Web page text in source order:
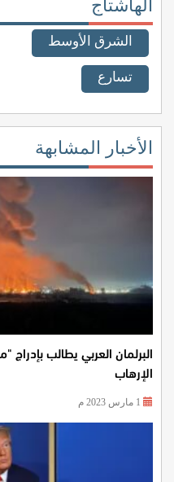
الهاشتاج
الشرق الأوسط
تسارع
الأخبار المشابهة
البرلمان العربي يطالب
الإرهاب